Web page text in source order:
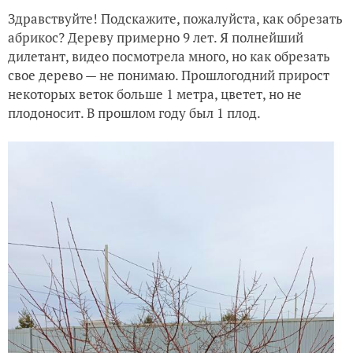
Здравствуйте! Подскажите, пожалуйста, как обрезать
абрикос? Дереву примерно 9 лет. Я полнейший
дилетант, видео посмотрела много, но как обрезать
свое дерево — не понимаю. Прошлогодний прирост
некоторых веток больше 1 метра, цветет, но не
плодоносит. В прошлом году был 1 плод.